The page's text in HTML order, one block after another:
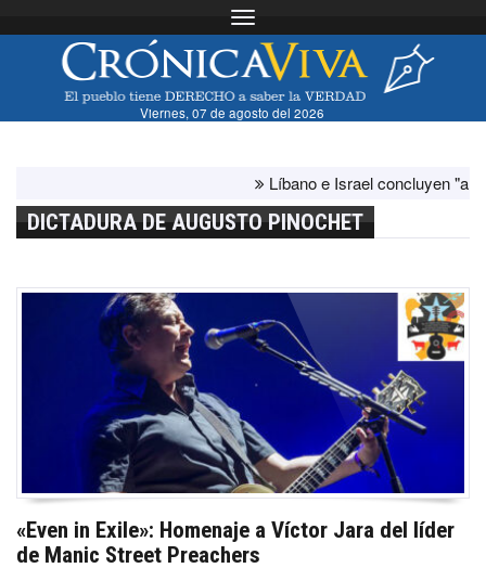
Toggle navigation
Viernes, 07 de agosto del 2026
Líbano e Israel concluyen "antes de
DICTADURA DE AUGUSTO PINOCHET
«Even in Exile»: Homenaje a Víctor Jara del líder
de Manic Street Preachers